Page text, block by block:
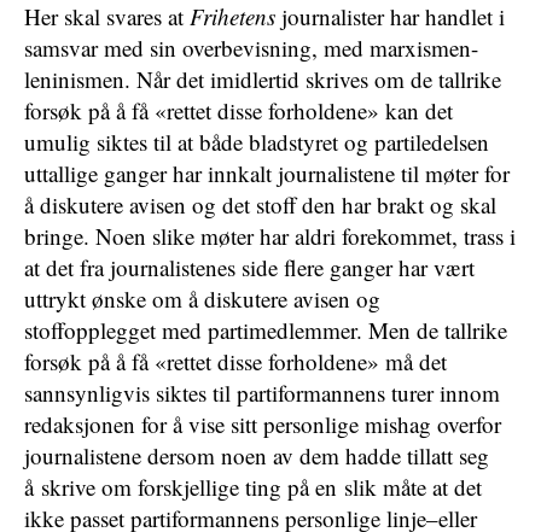
Her skal svares at Frihetens journalister har handlet i
samsvar med sin overbevisning, med marxismen-
leninismen. Når det imidlertid skrives om de tallrike
forsøk på å få «rettet disse forholdene» kan det
umulig siktes til at både bladstyret og partiledelsen
uttallige ganger har innkalt journalistene til møter for
å diskutere avisen og det stoff den har brakt og skal
bringe. Noen slike møter har aldri forekommet, trass i
at det fra journalistenes side flere ganger har vært
uttrykt ønske om å diskutere avisen og
stoffopplegget med partimedlemmer. Men de tallrike
forsøk på å få «rettet disse forholdene» må det
sannsynligvis siktes til partiformannens turer innom
redaksjonen for å vise sitt personlige mishag overfor
journalistene dersom noen av dem hadde tillatt seg
å skrive om forskjellige ting på en slik måte at det
ikke passet partiformannens personlige linje–eller